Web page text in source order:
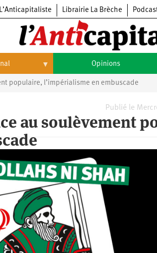
L’Anticapitaliste Librairie La Brèche
Opinions
Opinions
populaire, l’impérialisme en embuscade
Publié le
au soulèvement